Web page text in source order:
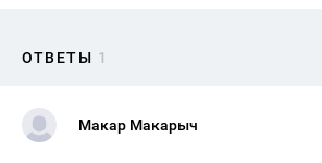
ОТВЕТЫ 1
Макар Макарыч